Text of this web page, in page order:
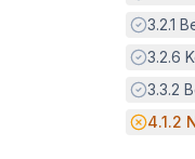
Erfüllt:
3.2.1
Erfüllt:
3.2.6
Erfüllt:
3.3.2
4.1.2